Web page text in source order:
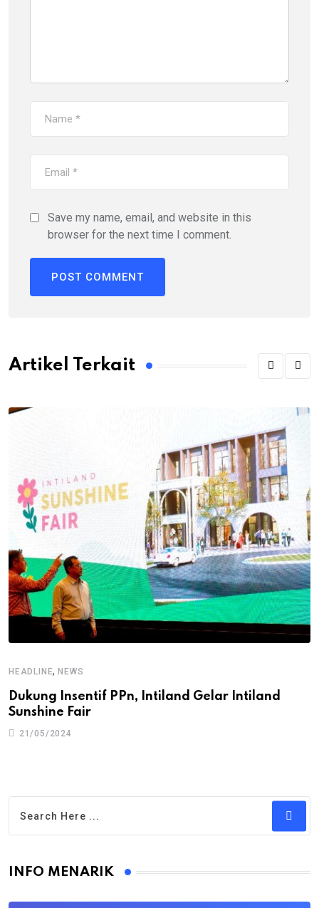
Save my name, email, and website in this
browser for the next time I comment.
Artikel Terkait
HEADLINE,NEWS
Dukung Insentif PPn, Intiland Gelar Intiland
Sunshine Fair
21/05/2024
INFO MENARIK